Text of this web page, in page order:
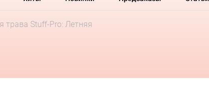
трава Stuff-Pro: Летняя